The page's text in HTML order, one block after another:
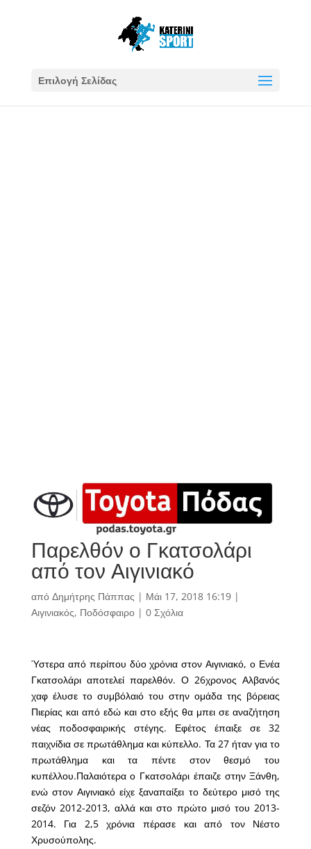
Επιλογή Σελίδας
Παρελθόν ο Γκατσολάρι
από τον Αιγινιακό
από Δημήτρης Πάππας | Μάι 17, 2018 16:19|
Αιγινιακός, Ποδόσφαιρο| 0 Σχόλια
Ύστερα από περίπου δύο χρόνια στον Αιγινιακό, ο Ενέα
Γκατσολάρι αποτελεί παρελθόν. Ο 26χρονος Αλβανός
χαφ έλυσε το συμβόλαιό του στην ομάδα της βόρειας
Πιερίας και από εδώ και στο εξής θα μπει σε αναζήτηση
νέας ποδοσφαιρικής στέγης. Εφέτος έπαιξε σε 32
παιχνίδια σε πρωτάθλημα και κύπελλο. Τα 27 ήταν για το
πρωτάθλημα και τα πέντε στον θεσμό του
κυπέλλου.Παλαιότερα ο Γκατσολάρι έπαιζε στην Ξάνθη,
ενώ στον Αιγινιακό είχε ξαναπαίξει το δεύτερο μισό της
σεζόν 2012-2013, αλλά και στο πρώτο μισό του 2013-
2014. Για 2,5 χρόνια πέρασε και από τον Νέστο
Χρυσούπολης.